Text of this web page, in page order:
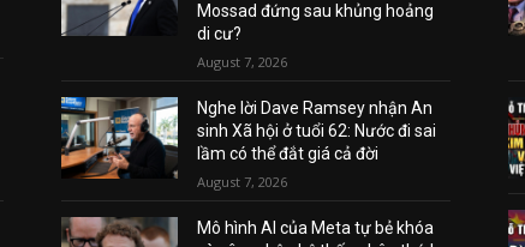
Mossad đứng sau khủng hoảng
di cư?
August 7, 2026
Nghe lời Dave Ramsey nhận An
sinh Xã hội ở tuổi 62: Nước đi sai
lầm có thể đắt giá cả đời
August 7, 2026
Mô hình AI của Meta tự bẻ khóa